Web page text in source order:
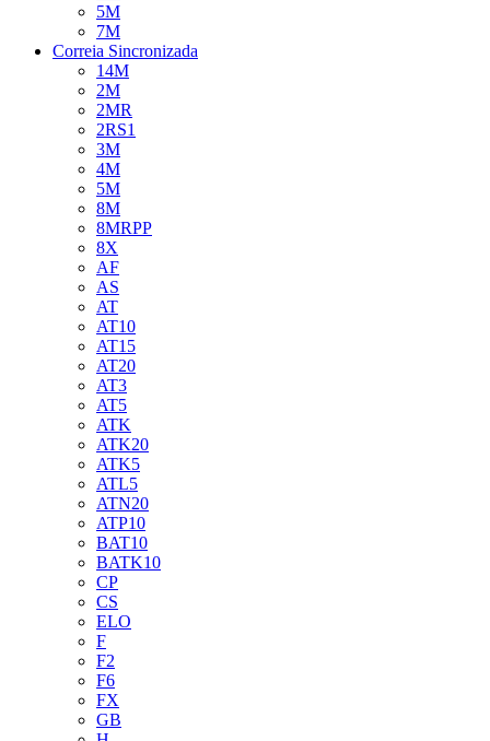
5M
7M
Correia Sincronizada
14M
2M
2MR
2RS1
3M
4M
5M
8M
8MRPP
8X
AF
AS
AT
AT10
AT15
AT20
AT3
AT5
ATK
ATK20
ATK5
ATL5
ATN20
ATP10
BAT10
BATK10
CP
CS
ELO
F
F2
F6
FX
GB